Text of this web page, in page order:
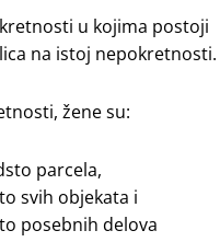
u kojima postoji
na istoj nepokretnosti.
žene su:
parcela,
svih objekata i
posebnih delova